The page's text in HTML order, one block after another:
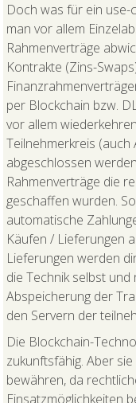
Doch was für ein use-
man vor allem
Rahmenverträge
Kontrakte (Zins-
per Blockchain bzw.
vor allem
Teilnehmerkreis
abgeschlossen
Rahmenverträge die
geschaffen wurden.
automatische
Käufen / Lieferungen
Lieferungen werden
die Technik selbst
Abspeicherung der
den Servern der
Die Blockchain-
zukunftsfähig. Aber
bewähren, da
Einsatzmöglichkeiten